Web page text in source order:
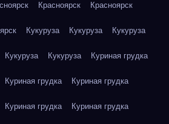
Красноярск Красноярск
Кукуруза Кукуруза Кукуруза
Кукуруза Кукуруза Куриная грудка
Куриная грудка Куриная грудка
Куриная грудка Куриная грудка